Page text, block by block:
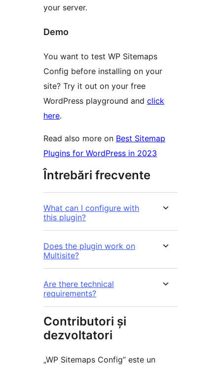
your server.
Demo
You want to test WP Sitemaps
Config before installing on your
site? Try it out on your free
WordPress playground and click
here.
Read also more on Best Sitemap
Plugins for WordPress in 2023
Întrebări frecvente
What can I configure with
this plugin?
Does the plugin work on
Multisite?
Are there technical
requirements?
Contributori și
dezvoltatori
„WP Sitemaps Config” este un